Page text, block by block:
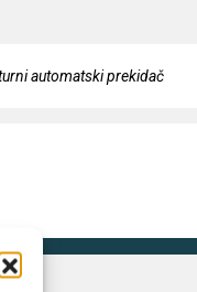
automatski prekidač